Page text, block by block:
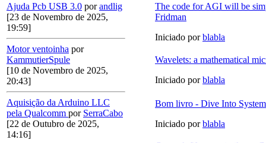
Ajuda Pcb USB 3.0 porandlig
[23 de Novembro de 2025,
19:59]
Motor ventoinha por
KammutierSpule
[10 de Novembro de 2025,
20:43]
Aquisição da Arduino LLC
pela Qualcomm por SerraCabo
[22 de Outubro de 2025,
14:16]
The code for AGI will be
Fridman
Iniciado porblabla
Wavelets: a mathematical
Iniciado porblabla
Bom livro - Dive Into
Iniciado porblabla